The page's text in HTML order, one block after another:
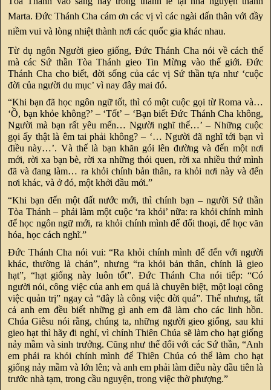
Marta. Đức Thánh Cha cám ơn các vị vì các ngài dấn thân với đầy
niềm vui và lòng nhiệt thành nơi các quốc gia khác nhau.
Từ dụ ngôn Người gieo giống, Đức Thánh Cha nói về cách thế
mà các Sứ thần Tòa Thánh gieo Tin Mừng vào thế giới. Đức
Thánh Cha cho biết, đời sống của các vị Sứ thần tựa như ‘cuộc
đời của người du mục’ vì nay đây mai đó.
“Khi bạn đã học ngôn ngữ tốt, thì có một cuộc gọi từ Roma và…
‘Ồ, bạn khỏe không?’ – ‘Tốt’ – ‘Bạn biết Đức Thánh Cha không,
Người mà bạn rất yêu mến… Người nghĩ thế…’ – Những cuộc
gọi ấy thật là êm tai phải không? – ‘… Người đã nghĩ tới bạn vì
điều này…’. Và thế là bạn khăn gói lên đường và đến một nơi
mới, rời xa bạn bè, rời xa những thói quen, rời xa nhiều thứ mình
đã và đang làm… ra khỏi chính bản thân, ra khỏi nơi này và đến
nơi khác, và ở đó, một khởi đầu mới.”
“Khi bạn đến một đất nước mới, thì chính bạn – người Sứ thần
Tòa Thánh – phải làm một cuộc ‘ra khỏi’ nữa: ra khỏi chính mình
để học ngôn ngữ mới, ra khỏi chính mình để đối thoại, để học văn
hóa, học cách nghĩ.”
Đức Thánh Cha nói vui: “Ra khỏi chính mình để đến với người
khác, thường là chán”, nhưng “ra khỏi bản thân, chính là gieo
hạt”, “hạt giống này luôn tốt”. Đức Thánh Cha nói tiếp: “Có
người nói, công việc của anh em quá là chuyên biệt, một loại công
việc quản trị” ngay cả “đây là công việc đời quá”. Thế nhưng, tất
cả anh em đều biết những gì anh em đã làm cho các linh hồn.
Chúa Giêsu nói rằng, chúng ta, những người gieo giống, sau khi
gieo hạt thì hãy đi nghỉ, vì chính Thiên Chúa sẽ làm cho hạt giống
nảy mầm và sinh trưởng. Cũng như thế đối với các Sứ thần, “Anh
em phải ra khỏi chính mình để Thiên Chúa có thể làm cho hạt
giống nảy mầm và lớn lên; và anh em phải làm điều này đầu tiên là
trước nhà tạm, trong cầu nguyện, trong việc thờ phượng.”